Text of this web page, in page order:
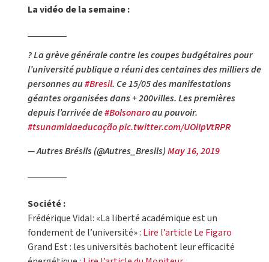
La vidéo de la semaine :
? La grève générale contre les coupes budgétaires pour
l’université publique a réuni des centaines des milliers de
personnes au#Bresil. Ce 15/05 des manifestations
géantes organisées dans + 200villes. Les premières
depuis l’arrivée de#Bolsonaroau pouvoir.
#tsunamidaeducaçãopic.twitter.com/UOiIpVtRPR
— Autres Brésils (@Autres_Bresils)May 16, 2019
Société :
Frédérique Vidal: «La liberté académique est un
fondement de l’université» : Lire l’article Le Figaro
Grand Est : les universités bachotent leur efficacité